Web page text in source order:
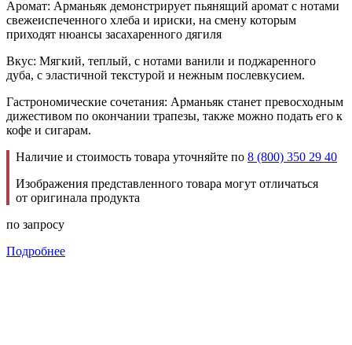
Аромат: Арманьяк демонстрирует пьянящий аромат с нотами
свежеиспеченного хлеба и ириски, на смену которым
приходят нюансы засахаренного дягиля
Вкус: Мягкий, теплый, с нотами ванили и поджаренного
дуба, с эластичной текстурой и нежным послевкусием.
Гастрономические сочетания: Арманьяк станет превосходным
дижестивом по окончании трапезы, также можно подать его к
кофе и сигарам.
Наличие и стоимость товара уточняйте по 8 (800) 350 29 40
Изображения представленного товара могут отличаться
от оригинала продукта
по запросу
Подробнее